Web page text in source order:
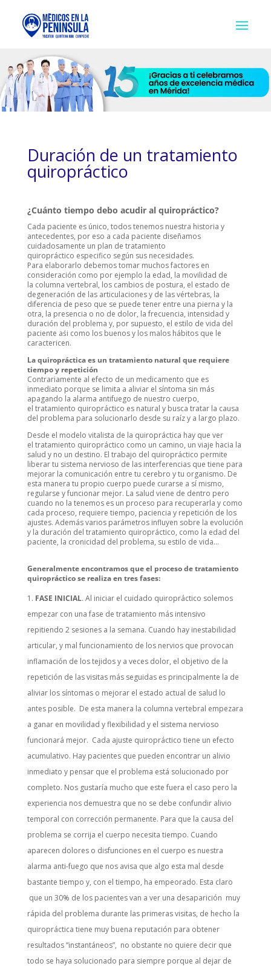
Duración de un tratamiento
quiropráctico
¿Cuánto tiempo debo acudir al quiropráctico?
Cada paciente es único, todos tenemos nuestra historia y
antecedentes, por eso a cada paciente diseñamos
cuidadosamente un plan de tratamiento
quiropráctico especifico según sus necesidades.
Para elaborarlo debemos tomar muchos factores en
consideración como por ejemplo la edad, la movilidad de
la columna vertebral, los cambios de postura, el estado de
degeneración de las articulaciones y de las vértebras, la
diferencia de peso que se puede tener entre una pierna y la
otra, la presencia o no de dolor, la frecuencia, intensidad y
duración del problema y, por supuesto, el estilo de vida del
paciente aśi como los buenos y los malos hábitos que le
caractericen.
La quiropráctica es un tratamiento natural que requiere
tiempo y repetición
Contrariamente al efecto de un medicamento que es
inmediato porque se limita a aliviar el síntoma sin más
apagando la alarma antifuego de nuestro cuerpo,
el tratamiento quiropráctico es natural y busca tratar la causa
del problema para solucionarlo desde su raíz y a largo plazo.
Desde el modelo vitalista de la quiropráctica hay que ver
el tratamiento quiropráctico como un camino, un viaje hacia la
salud y no un destino. El trabajo del quiropráctico permite
liberar tu sistema nervioso de las interferencias que tiene para
mejorar la comunicación entre tu cerebro y tu organismo. De
esta manera tu propio cuerpo puede curarse a sí mismo,
regularse y funcionar mejor. La salud viene de dentro pero
cuando no la tenemos es un proceso para recuperarla y como
cada proceso, requiere tiempo, paciencia y repetición de los
ajustes. Además varios parámetros influyen sobre la evolución
y la duración del tratamiento quiropráctico, como la edad del
paciente, la cronicidad del problema, su estilo de vida…
Generalmente encontramos que el proceso de tratamiento
quiropráctico se realiza en tres fases:
FASE INICIAL. Al iniciar el cuidado quiropráctico solemos
empezar con una fase de tratamiento más intensivo
repitiendo 2 sesiones a la semana. Cuando hay inestabilidad
articular, y mal funcionamiento de los nervios que provocan
inflamación de los tejidos y a veces dolor, el objetivo de la
repetición de las visitas más seguidas es principalmente la de
aliviar los síntomas o mejorar el estado actual de salud lo
antes posible. De esta manera la columna vertebral empezara
a ganar en movilidad y flexibilidad y el sistema nervioso
funcionará mejor. Cada ajuste quiropráctico tiene un efecto
acumulativo. Hay pacientes que pueden encontrar un alivio
inmediato y pensar que el problema está solucionado por
completo. Nos gustaría mucho que este fuera el caso pero la
experiencia nos demuestra que no se debe confundir alivio
temporal con corrección permanente. Para que la causa del
problema se corrija el cuerpo necesita tiempo. Cuando
aparecen dolores o disfunciones en el cuerpo es nuestra
alarma anti-fuego que nos avisa que algo esta mal desde
bastante tiempo y, con el tiempo, ha empeorado. Esta claro
que un 30% de los pacientes van a ver una desaparición muy
rápida del problema durante las primeras visitas, de hecho la
quiropráctica tiene muy buena reputación para obtener
resultados “instantáneos”, no obstante no quiere decir que
todo se haya solucionado para siempre porque al dejar de